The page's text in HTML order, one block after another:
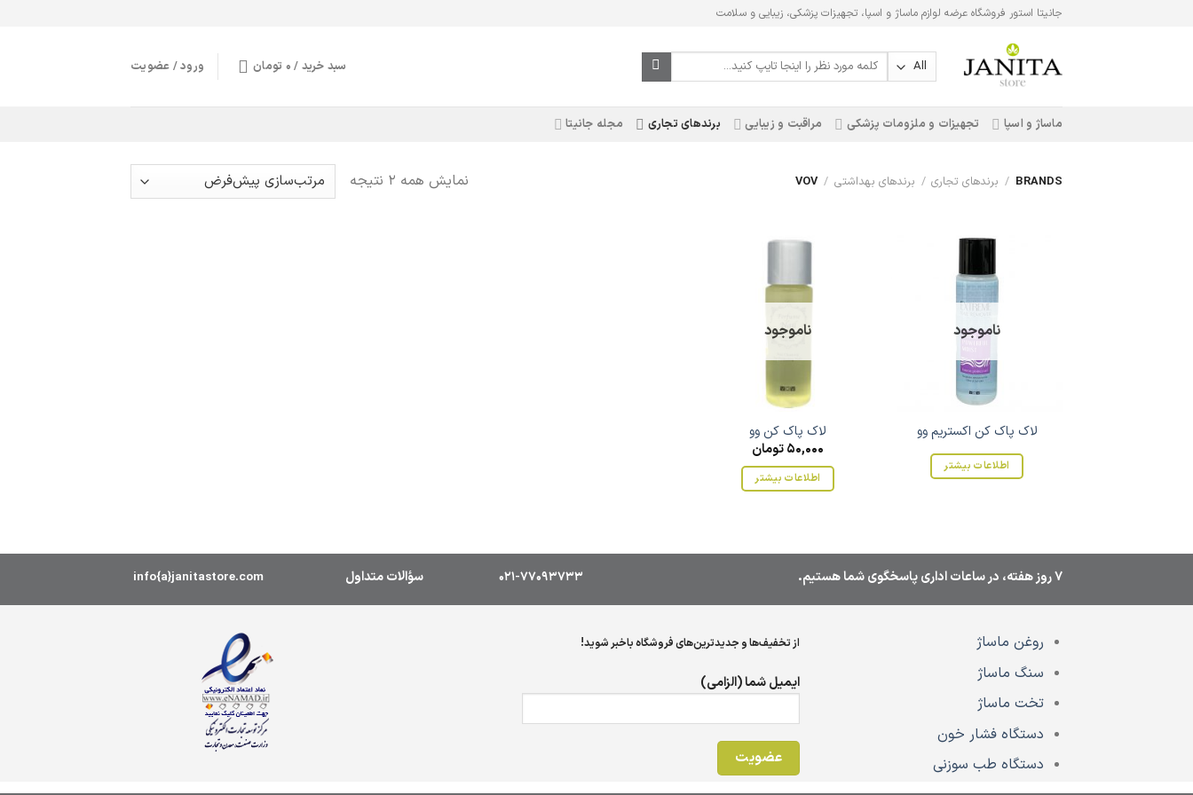
جانیتا استور فروشگاه عرضه لوازم ماساژ و اسپا، تجهیزات پزشکی، زیبایی و سلامت
جستجو
سبد خرید / 0 تومان ورود / عضویت
ماساژ و اسپا تجهیزات و ملزومات پزشکی مراقبت و زیبایی برندهای تجاری مجله جانیتا
BRANDS
/ برندهای تجاری / برندهای بهداشتی /
VOV نمایش همه 2 نتیجه
ناموجود
لاک پاک کن اکستریم وو
اطلاعات بیشتر
ناموجود
لاک پاک کن وو
50,000تومان
اطلاعات بیشتر
7 روز هفته، در ساعات اداری پاسخگوی شما هستیم. 021-77093733 سؤالات متداول info{a}janitastore.com
روغن ماساژ
سنگ ماساژ
تخت ماساژ
دستگاه فشار خون
دستگاه طب سوزنی
از تخفیف‌ها و جدیدترین‌های فروشگاه باخبر شوید!
ایمیل شما (الزامی)